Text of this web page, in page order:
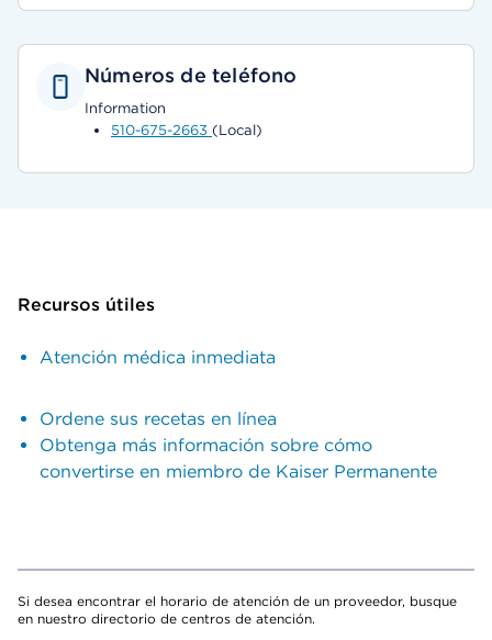
Números de teléfono
Information
510-675-2663 (Local)
Recursos útiles
Atención médica inmediata
Ordene sus recetas en línea
Obtenga más información sobre cómo
convertirse en miembro de Kaiser Permanente
Si desea encontrar el horario de atención de un proveedor, busque
en nuestro directorio de centros de atención.